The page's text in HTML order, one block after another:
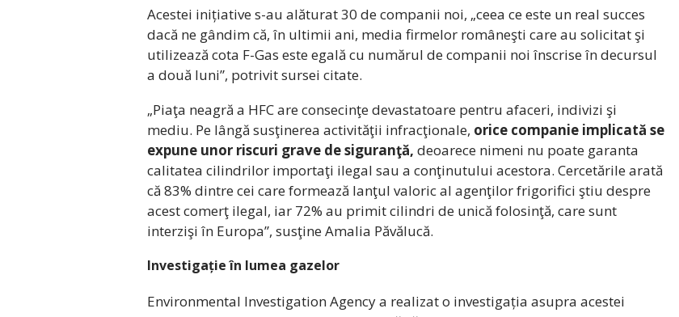
Acestei inițiative s-au alăturat 30 de companii noi, „ceea ce este un real succes
dacă ne gândim că, în ultimii ani, media firmelor româneşti care au solicitat şi
utilizează cota F-Gas este egală cu numărul de companii noi înscrise în decursul
a două luni”, potrivit sursei citate.
„Piaţa neagră a HFC are consecinţe devastatoare pentru afaceri, indivizi şi
mediu. Pe lângă susţinerea activităţii infracţionale, orice companie implicată se
expune unor riscuri grave de siguranţă, deoarece nimeni nu poate garanta
calitatea cilindrilor importaţi ilegal sau a conţinutului acestora. Cercetările arată
că 83% dintre cei care formează lanţul valoric al agenţilor frigorifici ştiu despre
acest comerţ ilegal, iar 72% au primit cilindri de unică folosinţă, care sunt
interzişi în Europa”, susţine Amalia Păvălucă.
Investigație în lumea gazelor
Environmental Investigation Agency a realizat o investigația asupra acestei